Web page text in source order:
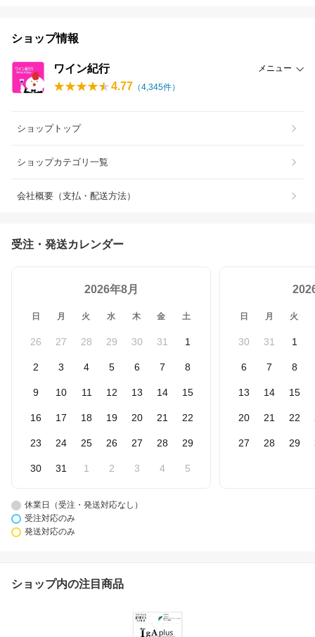
ショップ情報
ワイン紀行 メニュー
4.77 （4,345件）
ショップトップ
ショップカテゴリ一覧
会社概要（支払・配送方法）
受注・発送カレンダー
2026年8月
日 月 火 水 木 金 土
26 27 28 29 30 31 1
2 3 4 5 6 7 8
9 10 11 12 13 14 15
16 17 18 19 20 21 22
23 24 25 26 27 28 29
30 31 1 2 3 4 5
日 月 火
30 31 1
6 7 8
13 14 15
20 21 22
27 28 29
休業日（受注・発送対応なし）
受注対応のみ
発送対応のみ
ショップ内の注目商品